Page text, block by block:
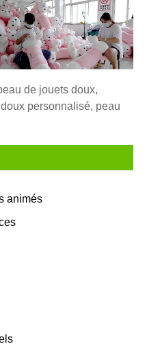
de jouets doux,
personnalisé, peau
animés